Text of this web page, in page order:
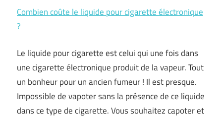
Combien coûte le liquide pour cigarette électronique
?
Le liquide pour cigarette est celui qui une fois dans
une cigarette électronique produit de la vapeur. Tout
un bonheur pour un ancien fumeur ! Il est presque.
Impossible de vapoter sans la présence de ce liquide
dans ce type de cigarette. Vous souhaitez capoter et